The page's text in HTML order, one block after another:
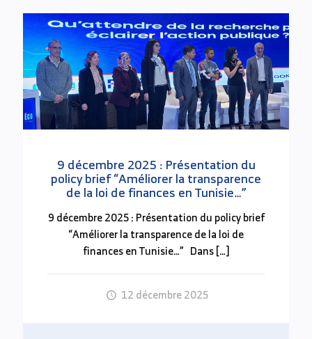
وأهم الالتزامات المترتبة عنه.
المزيد من المعلومات على الرابط التالي:
https://snjt.org/2024/12/10/نقابة-الصحفيين-
تقدم-تفاصيل-ضافية-عن-تم/
المساهمة الضريبية للبنوك والشركات الكبرى الناشطة
في قطاع الصناعات الغذائية
افاد أمين بوزيان عن مرصد علي بن غذاهم للعدالة
الجبائية أثناء مساهمته في الندوة التي نظمها المرصد
التونسي للاقتصاد حول قانون المالية 2025 وإعادة
توزيع العبء الضريبي أن النسبة الفعلية للمساهمة
الضريبية للبنوك والشركات الكبرى الناشطة في قطاع
الصناعات الغذائية اقل بكثير من النسبة القانونية حيث
بلغت المساهمة مستويات متدنية رغم تحقيقها لارباح
9 décembre 2025 : Présentation du
policy brief “Améliorer la transparence
de la loi de finances en Tunisie…”
9 décembre 2025 : Présentation du policy brief
“Améliorer la transparence de la loi de
finances en Tunisie…” Dans[…]
12 décembre 2025